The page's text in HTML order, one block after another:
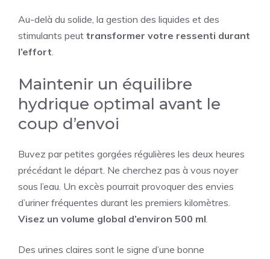
Au-delà du solide, la gestion des liquides et des
stimulants peut transformer votre ressenti durant
l’effort.
Maintenir un équilibre
hydrique optimal avant le
coup d’envoi
Buvez par petites gorgées régulières les deux heures
précédant le départ. Ne cherchez pas à vous noyer
sous l’eau. Un excès pourrait provoquer des envies
d’uriner fréquentes durant les premiers kilomètres.
Visez un volume global d’environ 500 ml.
Des urines claires sont le signe d’une bonne